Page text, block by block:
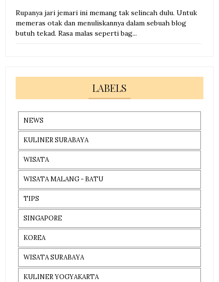
Rupanya jari jemari ini memang tak selincah dulu. Untuk
memeras otak dan menuliskannya dalam sebuah blog
butuh tekad. Rasa malas seperti bag...
LABELS
NEWS
KULINER SURABAYA
WISATA
WISATA MALANG - BATU
TIPS
SINGAPORE
KOREA
WISATA SURABAYA
KULINER YOGYAKARTA